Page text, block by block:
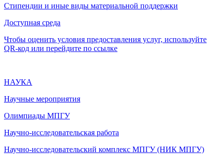
Стипендии и иные виды материальной поддержки
Доступная среда
Чтобы оценить условия предоставления услуг, используйте
QR-код или перейдите по ссылке
НАУКА
Научные мероприятия
Олимпиады МПГУ
Научно-исследовательская работа
Научно-исследовательский комплекс МПГУ (НИК МПГУ)